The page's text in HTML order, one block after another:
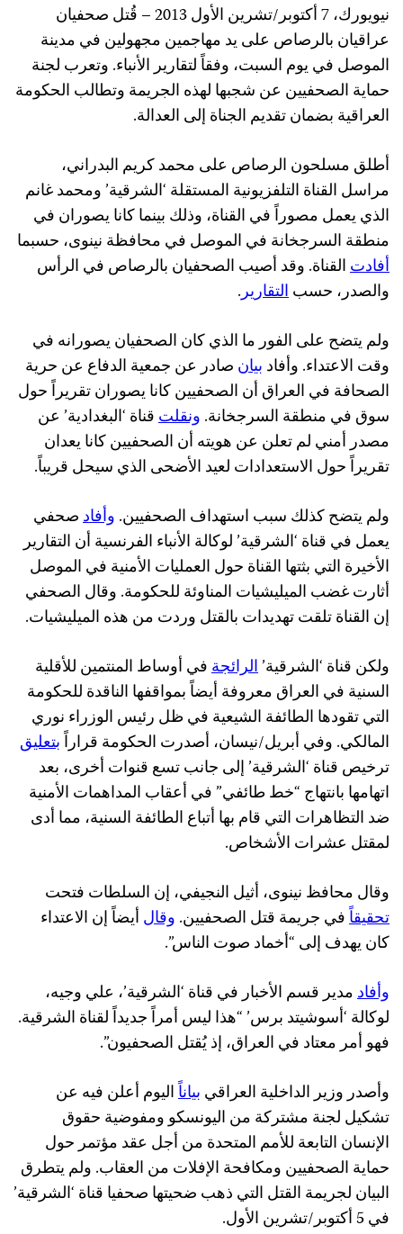
نيويورك، 7 أكتوبر/تشرين الأول 2013 – قُتل صحفيان
عراقيان بالرصاص على يد مهاجمين مجهولين في مدينة
الموصل في يوم السبت، وفقاً لتقارير الأنباء. وتعرب لجنة
حماية الصحفيين عن شجبها لهذه الجريمة وتطالب الحكومة
العراقية بضمان تقديم الجناة إلى العدالة.
أطلق مسلحون الرصاص على محمد كريم البدراني،
مراسل القناة التلفزيونية المستقلة ‘الشرقية’ ومحمد غانم
الذي يعمل مصوراً في القناة، وذلك بينما كانا يصوران في
منطقة السرجخانة في الموصل في محافظة نينوى، حسبما
أفادتالقناة. وقد أصيب الصحفيان بالرصاص في الرأس
والصدر، حسبالتقارير.
ولم يتضح على الفور ما الذي كان الصحفيان يصورانه في
وقت الاعتداء. وأفاد بيان صادر عن جمعية الدفاع عن حرية
الصحافة في العراق أن الصحفيين كانا يصوران تقريراً حول
سوق في منطقة السرجخانة. ونقلتقناة ‘البغدادية’ عن
مصدر أمني لم تعلن عن هويته أن الصحفيين كانا يعدان
تقريراً حول الاستعدادات لعيد الأضحى الذي سيحل قريباً.
ولم يتضح كذلك سبب استهداف الصحفيين. وأفادصحفي
يعمل في قناة ‘الشرقية’ لوكالة الأنباء الفرنسية أن التقارير
الأخيرة التي بثتها القناة حول العمليات الأمنية في الموصل
أثارت غضب الميليشيات المناوئة للحكومة. وقال الصحفي
إن القناة تلقت تهديدات بالقتل وردت من هذه الميليشيات.
ولكن قناة ‘الشرقية’الرائجةفي أوساط المنتمين للأقلية
السنية في العراق معروفة أيضاً بمواقفها الناقدة للحكومة
التي تقودها الطائفة الشيعية في ظل رئيس الوزراء نوري
المالكي. وفي أبريل/نيسان، أصدرت الحكومة قراراًبتعليق
ترخيص قناة ‘الشرقية’ إلى جانب تسع قنوات أخرى، بعد
اتهامها بانتهاج “خط طائفي” في أعقاب المداهمات الأمنية
ضد التظاهرات التي قام بها أتباع الطائفة السنية، مما أدى
لمقتل عشرات الأشخاص.
وقال محافظ نينوى، أثيل النجيفي، إن السلطات فتحت
تحقيقاًفي جريمة قتل الصحفيين. وقال أيضاً إن الاعتداء
كان يهدف إلى “أخماد صوت الناس”.
وأفادمدير قسم الأخبار في قناة ‘الشرقية’، علي وجيه،
لوكالة ‘أسوشيتد برس’ “هذا ليس أمراً جديداً لقناة الشرقية.
فهو أمر معتاد في العراق، إذ يُقتل الصحفيون”.
وأصدر وزير الداخلية العراقي بياناًاليوم أعلن فيه عن
تشكيل لجنة مشتركة من اليونسكو ومفوضية حقوق
الإنسان التابعة للأمم المتحدة من أجل عقد مؤتمر حول
حماية الصحفيين ومكافحة الإفلات من العقاب. ولم يتطرق
البيان لجريمة القتل التي ذهب ضحيتها صحفيا قناة ‘الشرقية’
في 5 أكتوبر/تشرين الأول.